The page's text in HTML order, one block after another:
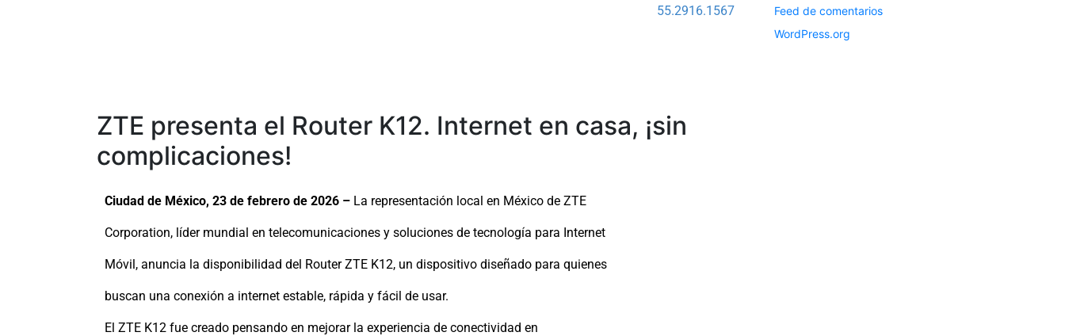
55.2916.1567
ZTE presenta el Router K12. Internet en casa, ¡sin
complicaciones!
Ciudad de México, 23 de febrero de 2026 – La representación local en México de ZTE
Corporation, líder mundial en telecomunicaciones y soluciones de tecnología para Internet
Móvil, anuncia la disponibilidad del Router ZTE K12, un dispositivo diseñado para quienes
buscan una conexión a internet estable, rápida y fácil de usar.
El ZTE K12 fue creado pensando en mejorar la experiencia de conectividad en
Feed de comentarios
WordPress.org